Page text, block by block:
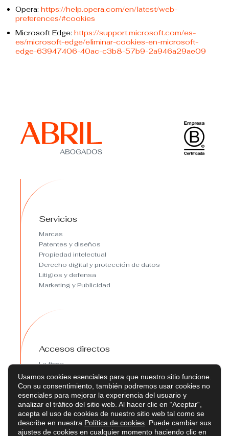
Opera: https://help.opera.com/en/latest/web-
preferences/#cookies
Microsoft Edge: https://support.microsoft.com/es-
es/microsoft-edge/eliminar-cookies-en-microsoft-
edge-63947406-40ac-c3b8-57b9-2a946a29ae09
Servicios
Marcas
Patentes y diseños
Propiedad intelectual
Derecho digital y protección de datos
Litigios y defensa
Marketing y Publicidad
Accesos directos
La firma
Sostenibilidad
Política de privacidad
Política de cookies
Preferencias de cookies
Aviso legal
Usamos cookies esenciales para que nuestro sitio funcione.
Con su consentimiento, también podremos usar cookies no
esenciales para mejorar la experiencia del usuario y
analizar el tráfico del sitio web. Al hacer clic en “Aceptar“,
acepta el uso de cookies de nuestro sitio web tal como se
describe en nuestra Política de cookies . Puede cambiar sus
ajustes de cookies en cualquier momento haciendo clic en